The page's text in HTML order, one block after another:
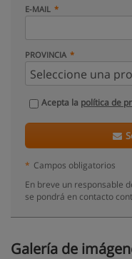
E-MAIL
PROVINCIA
Acepta la política de
* Campos obligatorios
En breve un responsable
se pondrá en contacto
Galería de